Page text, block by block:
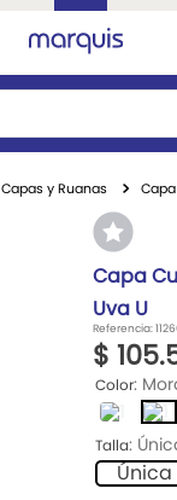
Buscar...
Capas y Ruanas
Capa
Uva U
Referencia:
$ 105.
Color:
Talla:
Única